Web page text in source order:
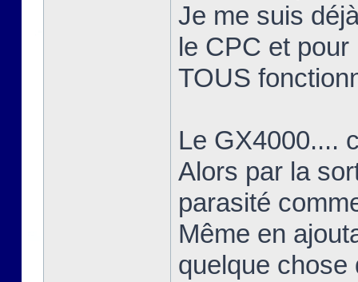
Je me suis
le CPC et pour
TOUS
Le GX4000....
Alors par la
parasité
Même en
quelque chose